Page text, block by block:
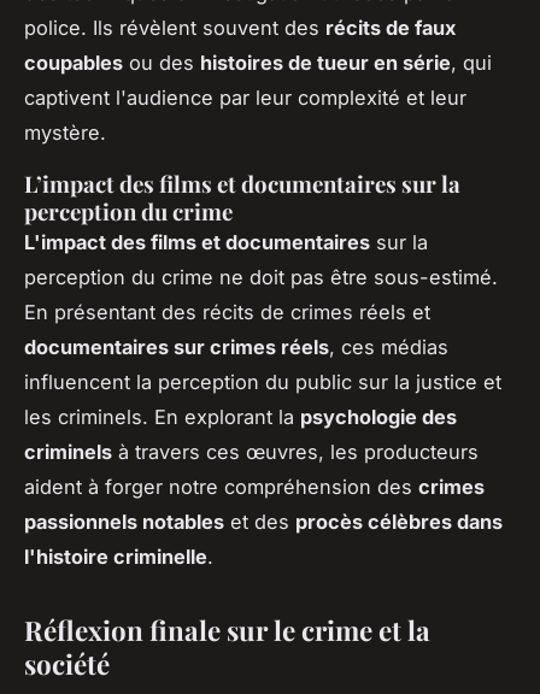
police. Ils révèlent souvent des récits de faux
coupables ou des histoires de tueur en série, qui
captivent l'audience par leur complexité et leur
mystère.
L’impact des films et documentaires sur la
perception du crime
L'impact des films et documentaires sur la
perception du crime ne doit pas être sous-estimé.
En présentant des récits de crimes réels et
documentaires sur crimes réels, ces médias
influencent la perception du public sur la justice et
les criminels. En explorant la psychologie des
criminels à travers ces œuvres, les producteurs
aident à forger notre compréhension des crimes
passionnels notables et des procès célèbres dans
l'histoire criminelle.
Réflexion finale sur le crime et la
société